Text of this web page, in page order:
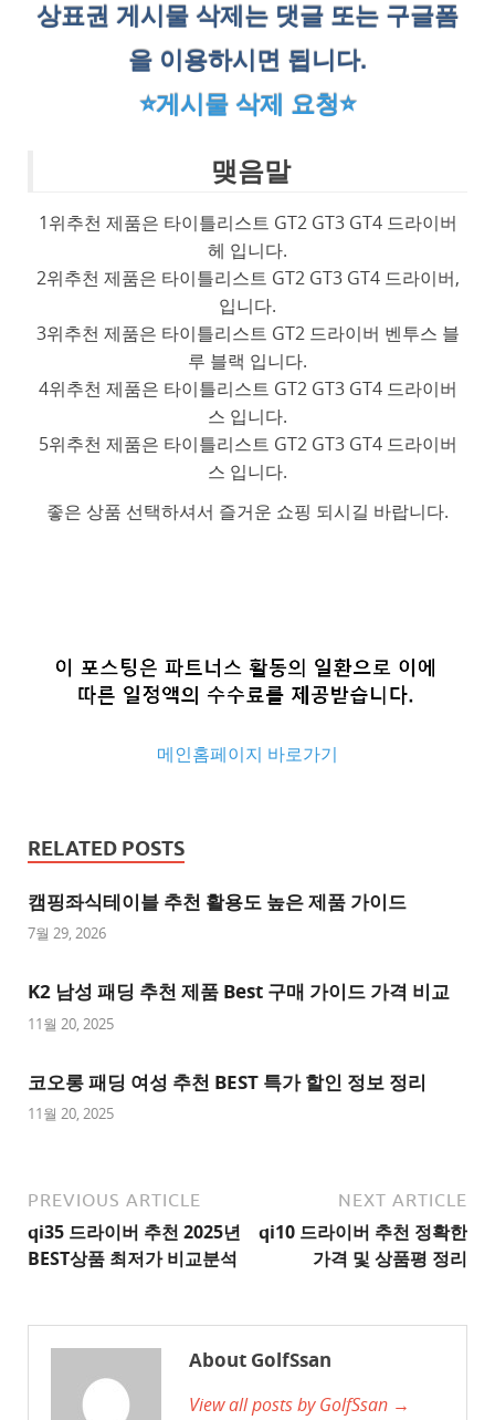
상표권 게시물 삭제는 댓글 또는 구글폼
을 이용하시면 됩니다.
⭐게시물 삭제 요청⭐
맺음말
1위추천 제품은 타이틀리스트 GT2 GT3 GT4 드라이버
헤 입니다.
2위추천 제품은 타이틀리스트 GT2 GT3 GT4 드라이버,
입니다.
3위추천 제품은 타이틀리스트 GT2 드라이버 벤투스 블
루 블랙 입니다.
4위추천 제품은 타이틀리스트 GT2 GT3 GT4 드라이버
스 입니다.
5위추천 제품은 타이틀리스트 GT2 GT3 GT4 드라이버
스 입니다.
좋은 상품 선택하셔서 즐거운 쇼핑 되시길 바랍니다.
메인홈페이지 바로가기
사
이
트
천
사
트
1
사
이
트
추
RELATED POSTS
캠핑좌식테이블 추천 활용도 높은 제품 가이드
7월 29, 2026
K2 남성 패딩 추천 제품 Best 구매 가이드 가격 비교
11월 20, 2025
코오롱 패딩 여성 추천 BEST 특가 할인 정보 정리
11월 20, 2025
PREVIOUS ARTICLE
qi35 드라이버 추천 2025년
BEST상품 최저가 비교분석
NEXT ARTICLE
qi10 드라이버 추천 정확한
가격 및 상품평 정리
About GolfSsan
View all posts by GolfSsan →